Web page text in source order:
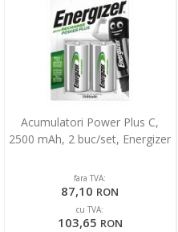
Acumulatori Power Plus C,
2500 mAh, 2 buc/set, Energizer
fara TVA:
87,10 RON
cu TVA:
103,65 RON